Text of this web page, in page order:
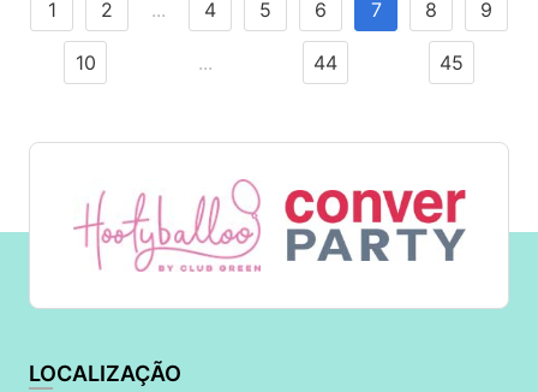
1 2 ... 4 5 6 7 8 9
10 ... 44 45
LOCALIZAÇÃO